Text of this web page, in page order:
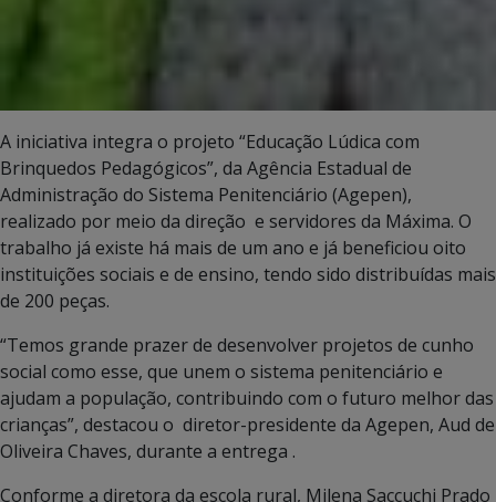
A iniciativa integra o projeto “Educação Lúdica com
Brinquedos Pedagógicos”, da Agência Estadual de
Administração do Sistema Penitenciário (Agepen),
realizado por meio da direção e servidores da Máxima. O
trabalho já existe há mais de um ano e já beneficiou oito
instituições sociais e de ensino, tendo sido distribuídas mais
de 200 peças.
“Temos grande prazer de desenvolver projetos de cunho
social como esse, que unem o sistema penitenciário e
ajudam a população, contribuindo com o futuro melhor das
crianças”, destacou o diretor-presidente da Agepen, Aud de
Oliveira Chaves, durante a entrega .
Conforme a diretora da escola rural, Milena Saccuchi Prado